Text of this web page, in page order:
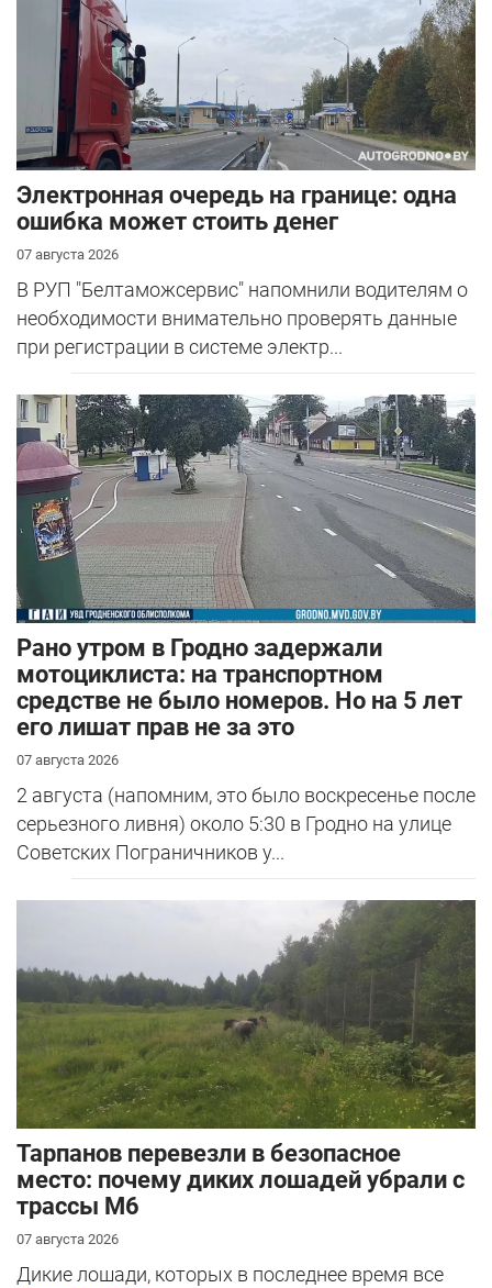
Электронная очередь на границе: одна
ошибка может стоить денег
07 августа 2026
В РУП "Белтаможсервис" напомнили водителям о
необходимости внимательно проверять данные
при регистрации в системе электр...
Рано утром в Гродно задержали
мотоциклиста: на транспортном
средстве не было номеров. Но на 5 лет
его лишат прав не за это
07 августа 2026
2 августа (напомним, это было воскресенье после
серьезного ливня) около 5:30 в Гродно на улице
Советских Пограничников у...
Тарпанов перевезли в безопасное
место: почему диких лошадей убрали с
трассы М6
07 августа 2026
Дикие лошади, которых в последнее время все